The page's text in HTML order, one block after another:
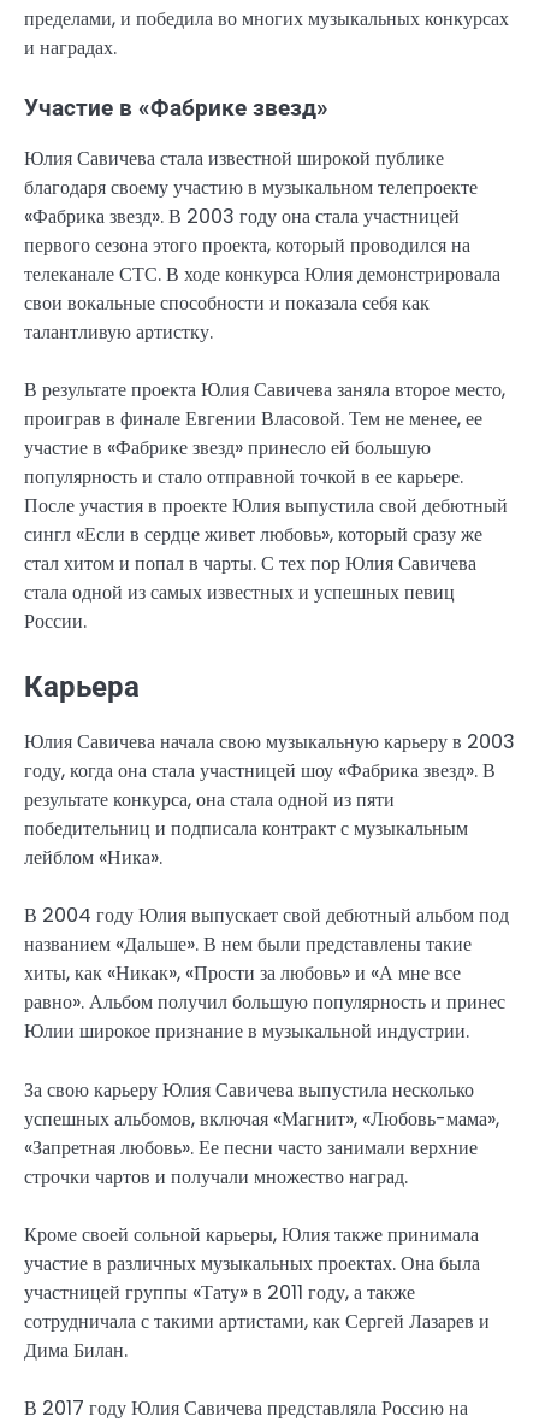
пределами, и победила во многих музыкальных конкурсах
и наградах.
Участие в «Фабрике звезд»
Юлия Савичева стала известной широкой публике
благодаря своему участию в музыкальном телепроекте
«Фабрика звезд». В 2003 году она стала участницей
первого сезона этого проекта, который проводился на
телеканале СТС. В ходе конкурса Юлия демонстрировала
свои вокальные способности и показала себя как
талантливую артистку.
В результате проекта Юлия Савичева заняла второе место,
проиграв в финале Евгении Власовой. Тем не менее, ее
участие в «Фабрике звезд» принесло ей большую
популярность и стало отправной точкой в ее карьере.
После участия в проекте Юлия выпустила свой дебютный
сингл «Если в сердце живет любовь», который сразу же
стал хитом и попал в чарты. С тех пор Юлия Савичева
стала одной из самых известных и успешных певиц
России.
Карьера
Юлия Савичева начала свою музыкальную карьеру в 2003
году, когда она стала участницей шоу «Фабрика звезд». В
результате конкурса, она стала одной из пяти
победительниц и подписала контракт с музыкальным
лейблом «Ника».
В 2004 году Юлия выпускает свой дебютный альбом под
названием «Дальше». В нем были представлены такие
хиты, как «Никак», «Прости за любовь» и «А мне все
равно». Альбом получил большую популярность и принес
Юлии широкое признание в музыкальной индустрии.
За свою карьеру Юлия Савичева выпустила несколько
успешных альбомов, включая «Магнит», «Любовь-мама»,
«Запретная любовь». Ее песни часто занимали верхние
строчки чартов и получали множество наград.
Кроме своей сольной карьеры, Юлия также принимала
участие в различных музыкальных проектах. Она была
участницей группы «Тату» в 2011 году, а также
сотрудничала с такими артистами, как Сергей Лазарев и
Дима Билан.
В 2017 году Юлия Савичева представляла Россию на